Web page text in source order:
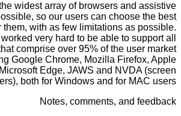
widest array of browsers and assistive
so our users can choose the best
them, with as few limitations as possible.
very hard to be able to support all
comprise over 95% of the user market
Google Chrome, Mozilla Firefox, Apple
Edge, JAWS and NVDA (screen
both for Windows and for MAC users.
Notes, comments, and feedback